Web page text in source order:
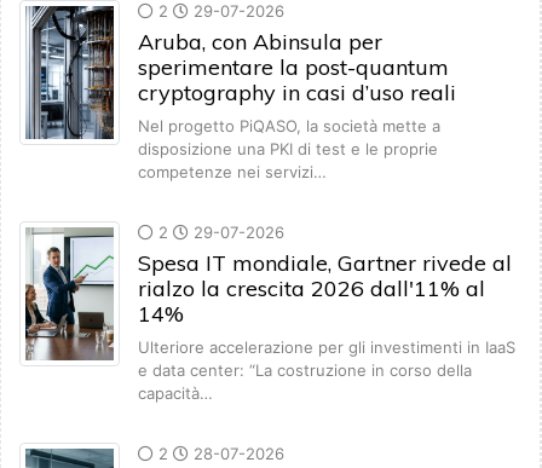
2 29-07-2026
Aruba, con Abinsula per
sperimentare la post-quantum
cryptography in casi d’uso reali
Nel progetto PiQASO, la società mette a
disposizione una PKI di test e le proprie
competenze nei servizi…
2 29-07-2026
Spesa IT mondiale, Gartner rivede al
rialzo la crescita 2026 dall'11% al
14%
Ulteriore accelerazione per gli investimenti in IaaS
e data center: “La costruzione in corso della
capacità…
2 28-07-2026